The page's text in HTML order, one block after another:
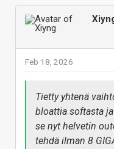
Feb 18, 2026
Tietty yhtenä
bloattia softasta
se nyt helvetin
tehdä ilman 8